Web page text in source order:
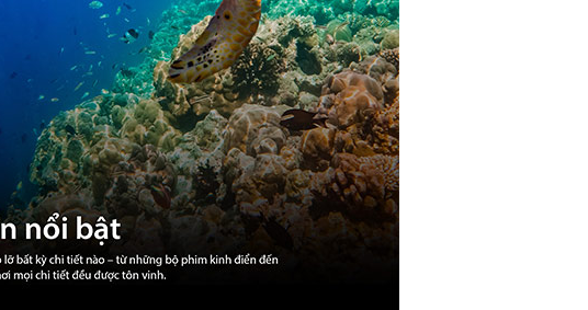
Đang cập nhật
Mạng xã hội: Có
Điều khiển bằng cử chỉ:Không
Tìm kiếm bằng giọng nói:Có
Nhận diện khuôn mặt:Không
Khoảng cách ngồi xem: Đang cập nhật mét
Kích thước có chân đế: